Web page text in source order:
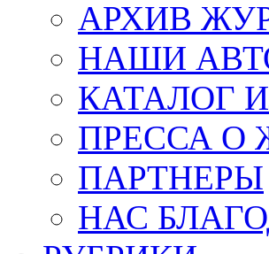
АРХИВ
НАШИ
КАТАЛОГ
ПРЕССА О
ПАРТНЕРЫ
НАС